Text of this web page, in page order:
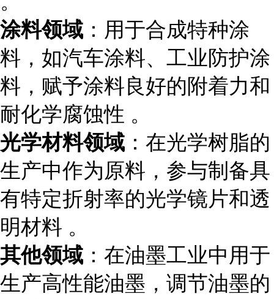
涂料领域 ：用于合成特种涂
料，如汽车涂料、工业防护涂
料，赋予涂料良好的附着力和
耐化学腐蚀性 。
光学材料领域 ：在光学树脂的
生产中作为原料，参与制备具
有特定折射率的光学镜片和透
明材料 。
其他领域 ：在油墨工业中用于
生产高性能油墨，调节油墨的